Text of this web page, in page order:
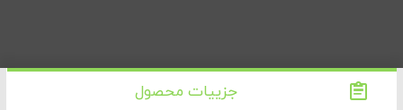
جزییات محصول